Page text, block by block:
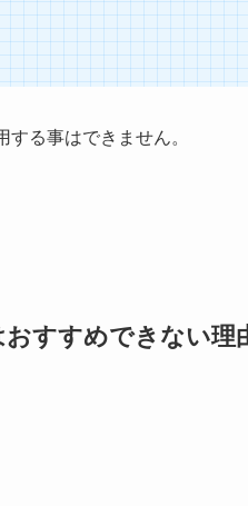
る事はできません。
すすめできない理